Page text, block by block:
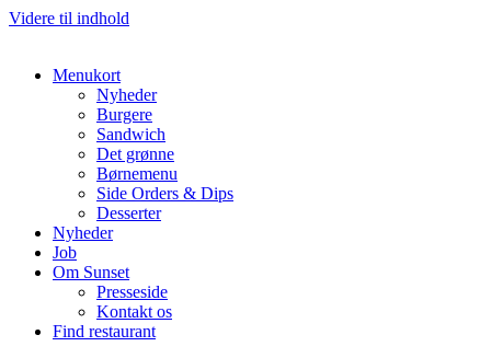
Videre til indhold
Menukort
Nyheder
Burgere
Sandwich
Det grønne
Børnemenu
Side Orders & Dips
Desserter
Nyheder
Job
Om Sunset
Presseside
Kontakt os
Find restaurant